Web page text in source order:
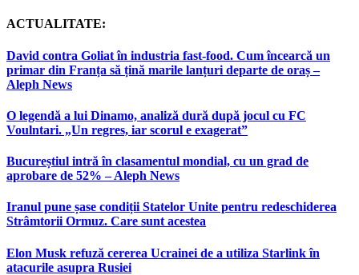
ACTUALITATE:
David contra Goliat în industria fast-food. Cum încearcă un
primar din Franța să țină marile lanțuri departe de oraș –
Aleph News
O legendă a lui Dinamo, analiză dură după jocul cu FC
Voulntari. „Un regres, iar scorul e exagerat”
Bucureștiul intră în clasamentul mondial, cu un grad de
aprobare de 52% – Aleph News
Iranul pune șase condiții Statelor Unite pentru redeschiderea
Strâmtorii Ormuz. Care sunt acestea
Elon Musk refuză cererea Ucrainei de a utiliza Starlink în
atacurile asupra Rusiei